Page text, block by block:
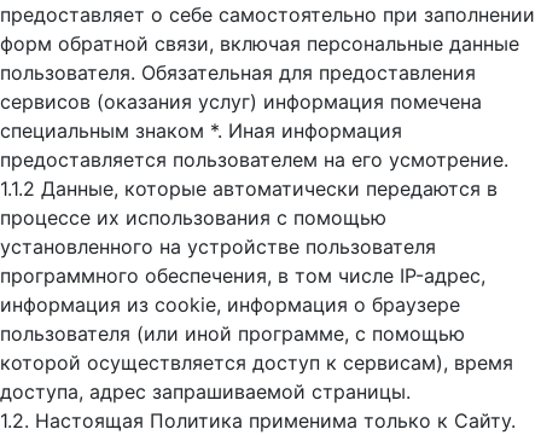
предоставляет о себе самостоятельно при заполнении
форм обратной связи, включая персональные данные
пользователя. Обязательная для предоставления
сервисов (оказания услуг) информация помечена
специальным знаком *. Иная информация
предоставляется пользователем на его усмотрение.
1.1.2 Данные, которые автоматически передаются в
процессе их использования с помощью
установленного на устройстве пользователя
программного обеспечения, в том числе IP-адрес,
информация из cookie, информация о браузере
пользователя (или иной программе, с помощью
которой осуществляется доступ к cервисам), время
доступа, адрес запрашиваемой страницы.
1.2. Настоящая Политика применима только к Сайту.